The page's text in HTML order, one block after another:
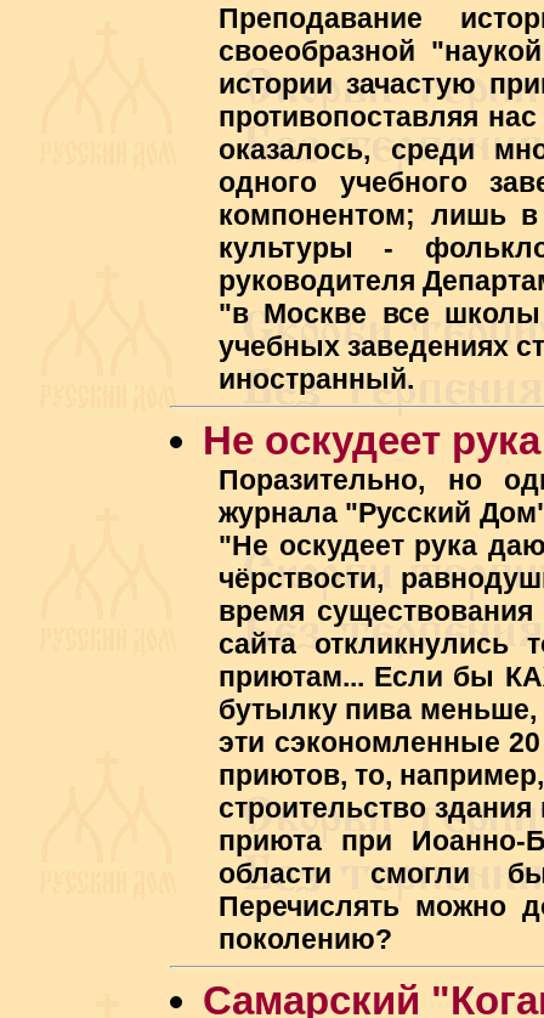
Преподавание
своеобразной
истории зачастую
противопоставляя
оказалось, среди
одного учебного
компонентом; лишь в
культуры -
руководителя
"в Москве все
учебных заведениях
иностранный.
Не оскудеет
Поразительно, но
журнала "Русский
"Не оскудеет рука
чёрствости,
время
сайта
приютам... Если бы
бутылку пива
эти сэкономленные
приютов, то,
строительство
приюта при Иоанно-
области смогли
Перечислять можно
поколению?
Самарский